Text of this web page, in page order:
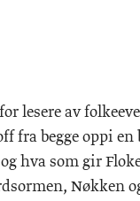
lesere av
fra begge oppi
hva som gir
Nøkken